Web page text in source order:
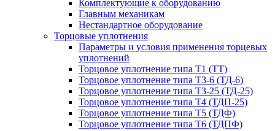
Комплектующие к оборудованию
Главным механикам
Нестандартное оборудование
Торцовые уплотнения
Параметры и условия применения торцевых
уплотнений
Торцовое уплотнение типа Т1 (ТТ)
Торцовое уплотнение типа Т3-6 (ТД-6)
Торцовое уплотнение типа Т3-25 (ТД-25)
Торцовое уплотнение типа Т4 (ТДП-25)
Торцовое уплотнение типа Т5 (ТДФ)
Торцовое уплотнение типа Т6 (ТДПФ)